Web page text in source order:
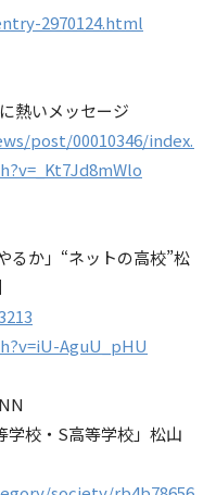
2970124.html
熱いメッセージ
post/00010346/
るか」“ネットの高校”松
AguU_pHU
学校・S高等学校」松山